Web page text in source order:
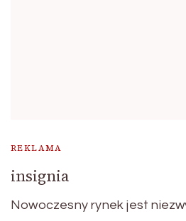
REKLAMA
insignia
Nowoczesny rynek jest